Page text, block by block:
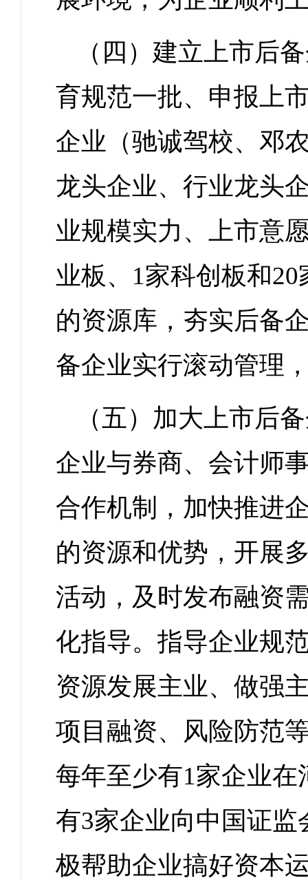
（四）建立上市后
育规范一批、申报上
企业（驰诚驾校、邓
龙头企业、行业龙头
业规模实力、上市意
业板、1家科创板和
的资源库，夯实后备
备企业实行滚动管理
（五）加大上市后
企业与券商、会计师
合作机制，加快推进
的资源和优势，开展
活动，及时发布融资
化指导。指导企业规
资源发展主业、做强
项目融资、风险防范
每年至少有1家企业
有3家企业向中国证
极帮助企业搞好资本